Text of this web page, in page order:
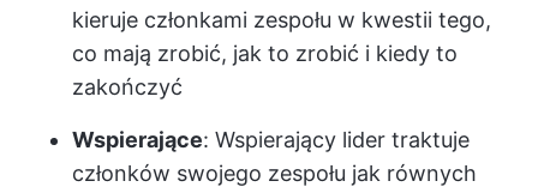
kieruje członkami zespołu w kwestii tego,
co mają zrobić, jak to zrobić i kiedy to
zakończyć
Wspierające: Wspierający lider traktuje
członków swojego zespołu jak równych